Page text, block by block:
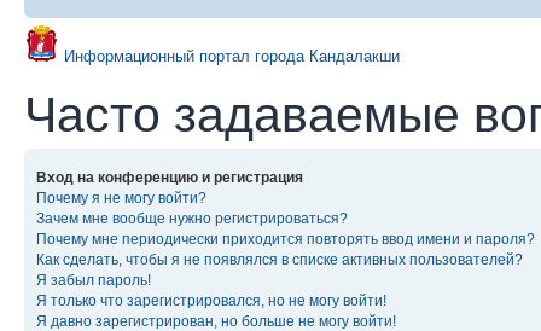
Информационный портал города Кандалакши
Часто задаваемые
Вход на конференцию и регистрация
Почему я не могу войти?
Зачем мне вообще нужно регистрироваться?
Почему мне периодически приходится повторять ввод имени и пароля?
Как сделать, чтобы я не появлялся в списке активных пользователей?
Я забыл пароль!
Я только что зарегистрировался, но не могу войти!
Я давно зарегистрирован, но больше не могу войти!